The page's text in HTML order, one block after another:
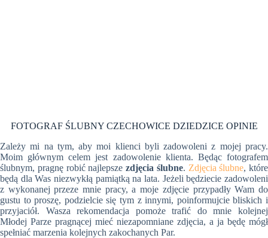
FOTOGRAF ŚLUBNY CZECHOWICE DZIEDZICE OPINIE
Zależy mi na tym, aby moi klienci byli zadowoleni z mojej pracy.
Moim głównym celem jest zadowolenie klienta. Będąc fotografem
ślubnym, pragnę robić najlepsze zdjęcia ślubne. Zdjęcia ślubne, które
będą dla Was niezwykłą pamiątką na lata. Jeżeli będziecie zadowoleni
z wykonanej przeze mnie pracy, a moje zdjęcie przypadły Wam do
gustu to proszę, podzielcie się tym z innymi, poinformujcie bliskich i
przyjaciół. Wasza rekomendacja pomoże trafić do mnie kolejnej
Młodej Parze pragnącej mieć niezapomniane zdjęcia, a ja będę mógł
spełniać marzenia kolejnych zakochanych Par.